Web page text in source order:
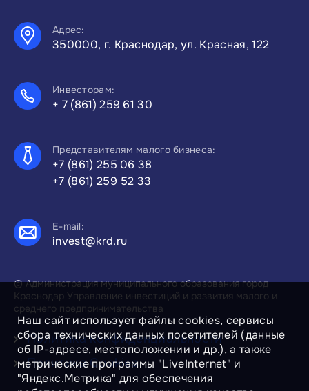
Адрес:
350000, г. Краснодар, ул. Красная, 122
Инвесторам:
+ 7 (861) 259 61 30
Представителям малого бизнеса:
+7 (861) 255 06 38
+7 (861) 259 52 33
E-mail:
invest@krd.ru
© Администрация муниципального образования город
Краснодар Управление инвестиций и развития малого и
среднего предпринимательства
Политика конфиденциальности
Политика Cookies
Наш сайт использует файлы cookies, сервисы
сбора технических данных посетителей (данные
об IP-адресе, местоположении и др.), а также
метрические программы "LiveInternet" и
"Яндекс.Метрика" для обеспечения